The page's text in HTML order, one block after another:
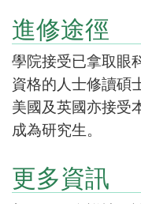
進修途徑
學院接受已拿取眼
資格的人士修讀碩
美國及英國亦接受
成為研究生。
更多資訊